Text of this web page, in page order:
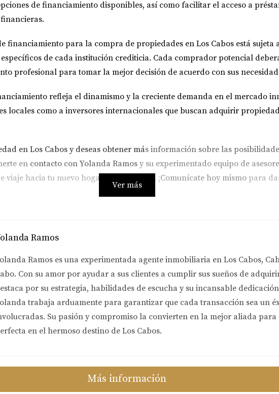
de financiamiento disponibles, así como facilitar el acceso a
financiamiento para la compra de propiedades en Los Cabos está sujeta
de cada institución crediticia. Cada comprador potencial
profesional para tomar la mejor decisión de acuerdo con sus
refleja el dinamismo y la creciente demanda en el mercado
locales como a inversores internacionales que buscan adquirir
en Los Cabos y deseas obtener más información sobre las
en contacto con Yolanda Ramos y su experimentado equipo de
hacia tu nuevo hogar en Los Cabos. ¡Comunícate hoy mismo para
Ver más
Ramos
Ramos es una experimentada agente inmobiliaria en Los Cabos,
Con su amor por ayudar a sus clientes a cumplir sus sueños de
por su estrategia, habilidades de escucha y su incansable
trabaja arduamente para garantizar que cada transacción sea un
Su pasión y compromiso la convierten en la mejor aliada
en el hermoso destino de Los Cabos.
Más información